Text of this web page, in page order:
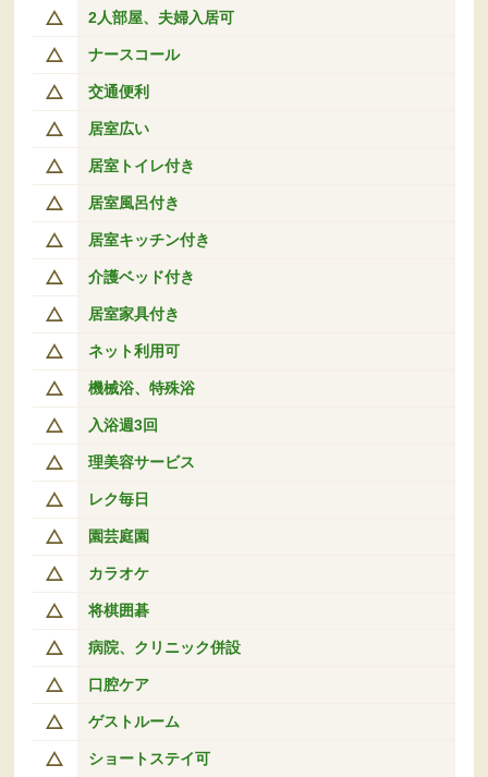
2人部屋、夫婦入居可
ナースコール
交通便利
居室広い
居室トイレ付き
居室風呂付き
居室キッチン付き
介護ベッド付き
居室家具付き
ネット利用可
機械浴、特殊浴
入浴週3回
理美容サービス
レク毎日
園芸庭園
カラオケ
将棋囲碁
病院、クリニック併設
口腔ケア
ゲストルーム
ショートステイ可